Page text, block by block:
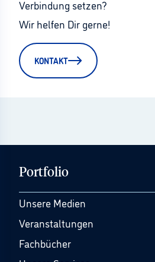
Verbindung setzen?
Wir helfen Dir gerne!
KONTAKT
Portfolio
Unsere Medien
Veranstaltungen
Fachbücher